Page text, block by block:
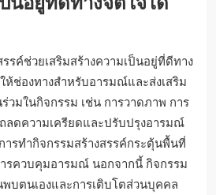
รค์ช่วยเสริมสร้างความเป็นอยู่ที่ดีทาง
ห้ช่องทางสำหรับอารมณ์และส่งเสริม
วมในกิจกรรม เช่น การวาดภาพ การ
ลดความเครียดและปรับปรุงอารมณ์
ารทำกิจกรรมสร้างสรรค์กระตุ้นพื้นที่
รควบคุมอารมณ์ นอกจากนี้ กิจกรรม
พบตนเองและการเติบโตส่วนบุคคล